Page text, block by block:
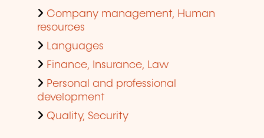
Company management, Human
resources
Languages
Finance, Insurance, Law
Personal and professional
development
Quality, Security